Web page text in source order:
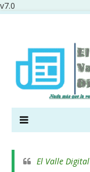
v7.0
El Valle Digital